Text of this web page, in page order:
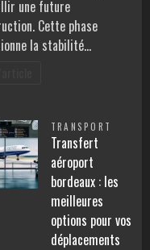
une future
Cette phase
la stabilité…
TRANSPORT
Transfert
aéroport
bordeaux : les
meilleures
options pour vos
déplacements